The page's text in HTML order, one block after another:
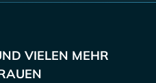
VIELEN MEHR